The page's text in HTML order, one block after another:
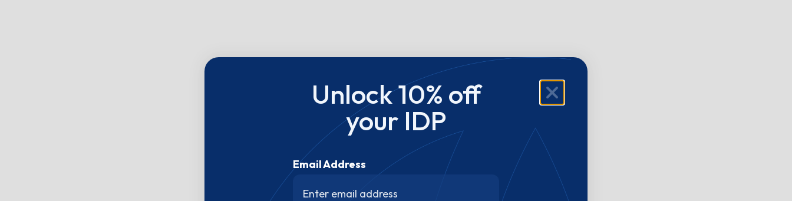
Unlock 10% off
your IDP
Email Address